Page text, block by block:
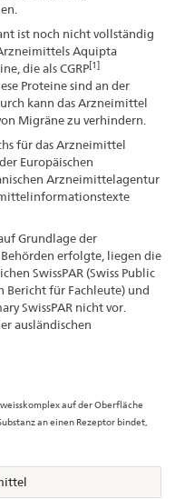
ist noch nicht vollständig
Aquipta
die als CGRP[1]
Proteine sind an der
kann das Arzneimittel
Migräne zu verhindern.
für das Arzneimittel
Europäischen
Arzneimittelagentur
Grundlage der
erfolgte, liegen die
SwissPAR (Swiss Public
Bericht für Fachleute) und
SwissPAR nicht vor.
ausländischen
auf der Oberfläche
an einen Rezeptor bindet,